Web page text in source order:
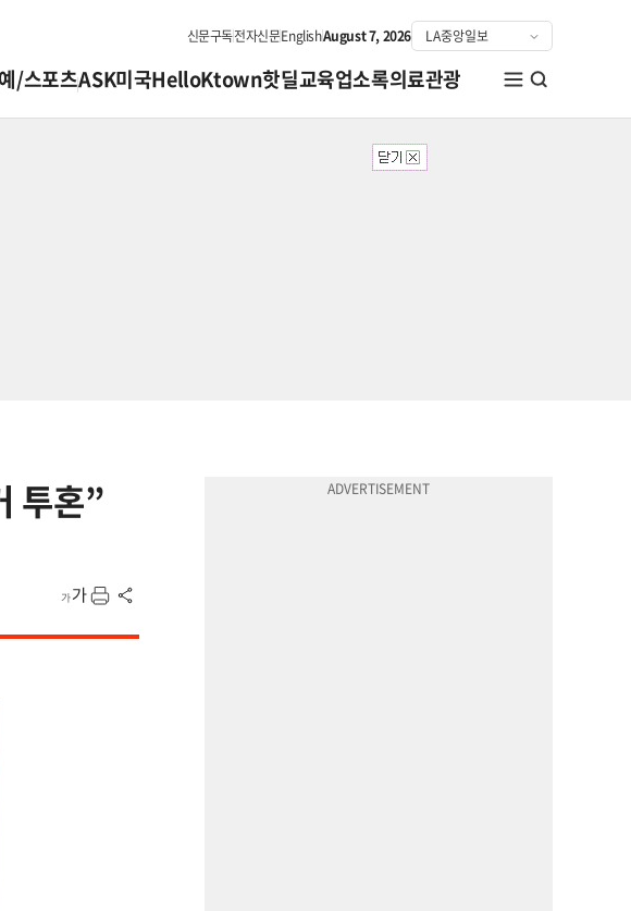
신문구독전자신문EnglishAugust 7, 2026
/스포츠ASK미국HelloKtown핫딜교육업소록의료관광
투혼”